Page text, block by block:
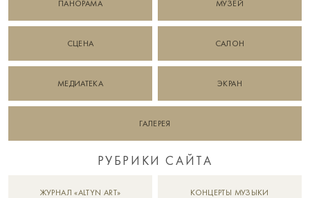
ПАНОРАМА МУЗЕЙ
СЦЕНА САЛОН
МЕДИАТЕКА ЭКРАН
ГАЛЕРЕЯ
РУБРИКИ САЙТА
ЖУРНАЛ «ALTYN ART» КОНЦЕРТЫ МУЗЫКИ